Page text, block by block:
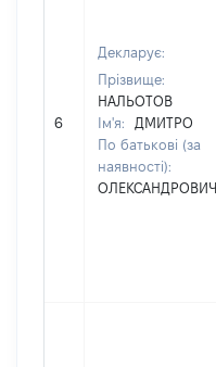
6
Декларує:
Прізвище:
НАЛЬОТОВ
Ім'я:
ДМИТРО
По батькові (за
наявності):
ОЛЕКСАНДРОВИЧ